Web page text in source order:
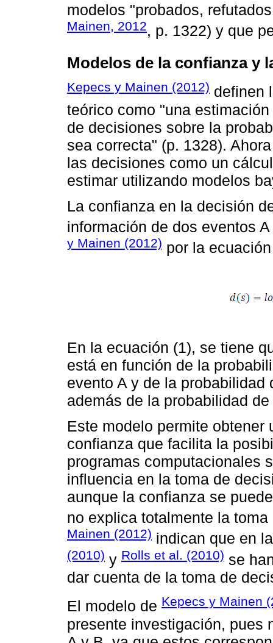
modelos "probados,
Mainen, 2012, p. 1322) y que
Modelos de la confianza y
Kepecs y Mainen (2012) definen
teórico como "una
de decisiones sobre la
sea correcta" (p. 1328).
las decisiones como un
estimar utilizando modelos
La confianza en la decisión
información de dos eventos
y Mainen (2012) por la
En la ecuación (1), se tiene
está en función de la
evento A y de la
además de la probabilidad
Este modelo permite
confianza que facilita la
programas computacionales
influencia en la toma de
aunque la confianza se
no explica totalmente la
Mainen (2012) indican que en
(2010) y Rolls et al. (2010) se
dar cuenta de la toma de
El modelo de Kepecs y Mainen
presente investigación, pues